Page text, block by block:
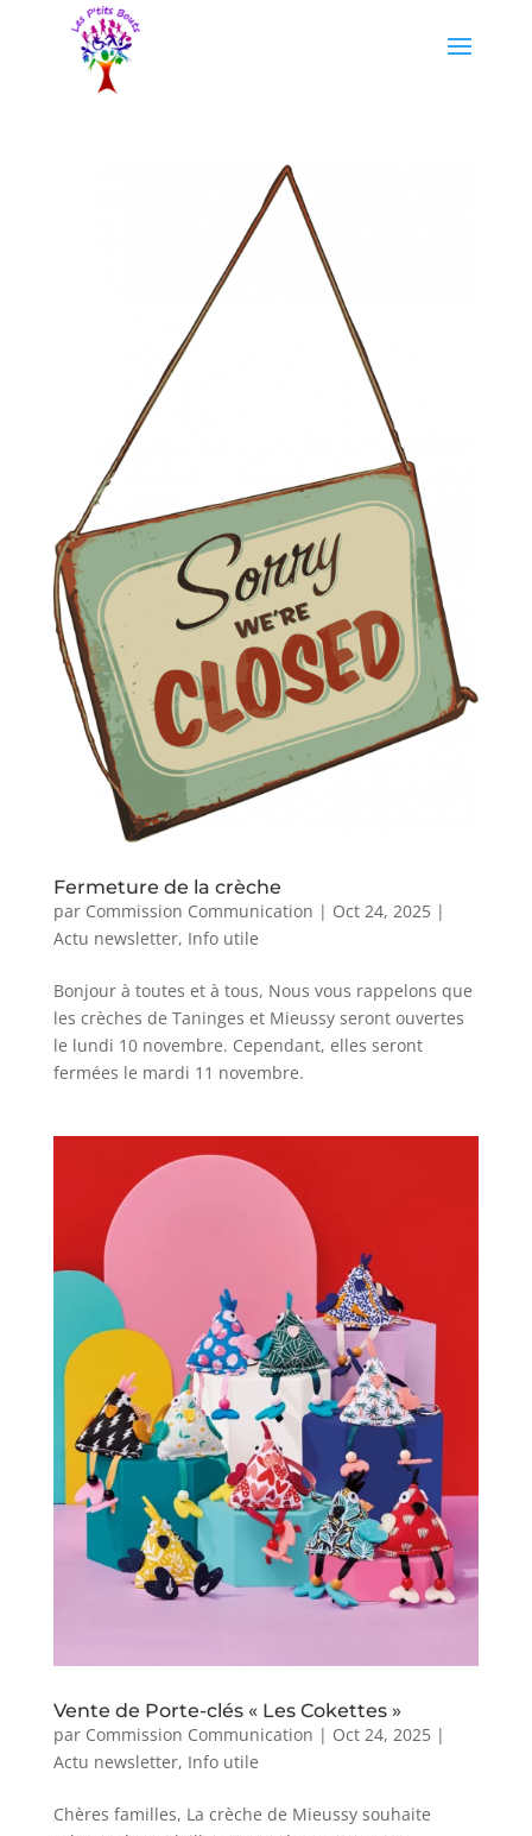
Fermeture de la crèche
par Commission Communication | Oct 24, 2025|
Actu newsletter, Info utile
Bonjour à toutes et à tous, Nous vous rappelons que
les crèches de Taninges et Mieussy seront ouvertes
le lundi 10 novembre. Cependant, elles seront
fermées le mardi 11 novembre.
Vente de Porte-clés « Les Cokettes »
par Commission Communication | Oct 24, 2025|
Actu newsletter, Info utile
Chères familles, La crèche de Mieussy souhaite